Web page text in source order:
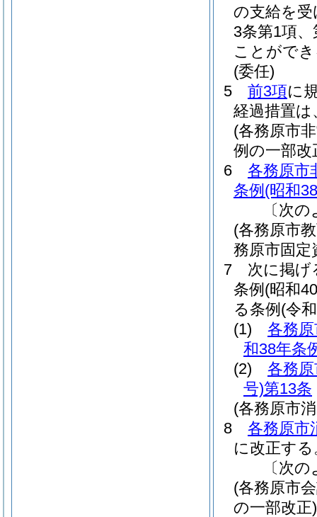
の支給を
3条第1項
ことがで
(委任)
5
前3項に
経過措置
(各務原市
例の一部改
6
各務原市
条例 (昭和
〔次
(各務原市
務原市固定
7
次に掲げ
条例 (昭和
る条例 (令
(1)
各務
和38年条
(2)
各務
号)第13条
(各務原市
8
各務原市
に改正する
〔次
(各務原市
の一部改正)